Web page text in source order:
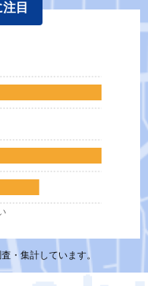
目
・集計しています。